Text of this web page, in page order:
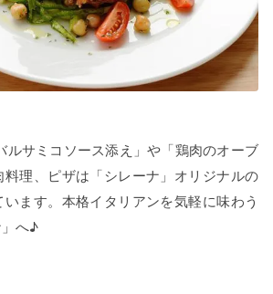
ルサミコソース添え」や「鶏肉のオーブ
料理、ピザは「シレーナ」オリジナルの
ます。本格イタリアンを気軽に味わう
へ♪